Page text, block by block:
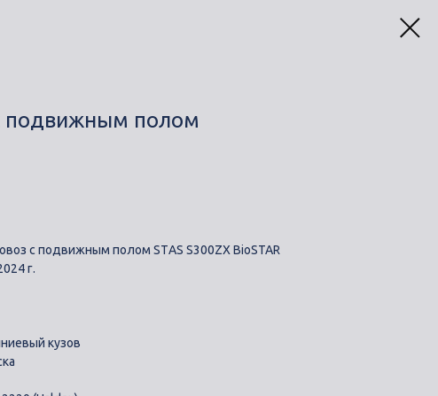
подвижным полом
с подвижным пoлом STАS S300ZХ BioSТАR
г.
кузов